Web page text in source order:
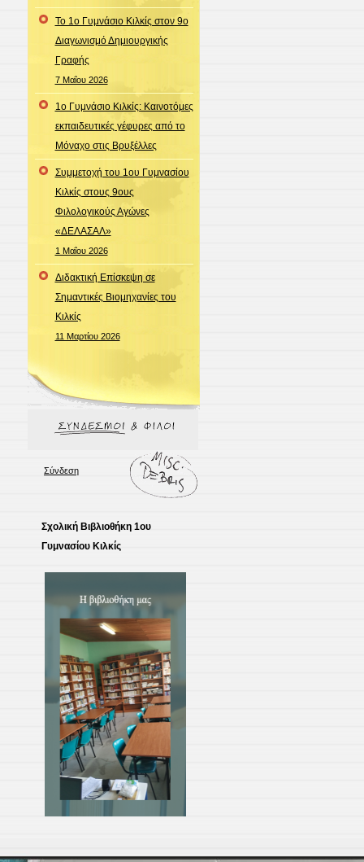
Το 1ο Γυμνάσιο Κιλκίς στον 9ο
Διαγωνισμό Δημιουργικής
Γραφής
7 Μαΐου 2026
1ο Γυμνάσιο Κιλκίς: Καινοτόμες
εκπαιδευτικές γέφυρες από το
Μόναχο στις Βρυξέλλες
Συμμετοχή του 1ου Γυμνασίου
Κιλκίς στους 9ους
Φιλολογικούς Αγώνες
«ΔΕΛΑΣΑΛ»
1 Μαΐου 2026
Διδακτική Επίσκεψη σε
Σημαντικές Βιομηχανίες του
Κιλκίς
11 Μαρτίου 2026
Σύνδεση
Σχολική Βιβλιοθήκη 1ου
Γυμνασίου Κιλκίς